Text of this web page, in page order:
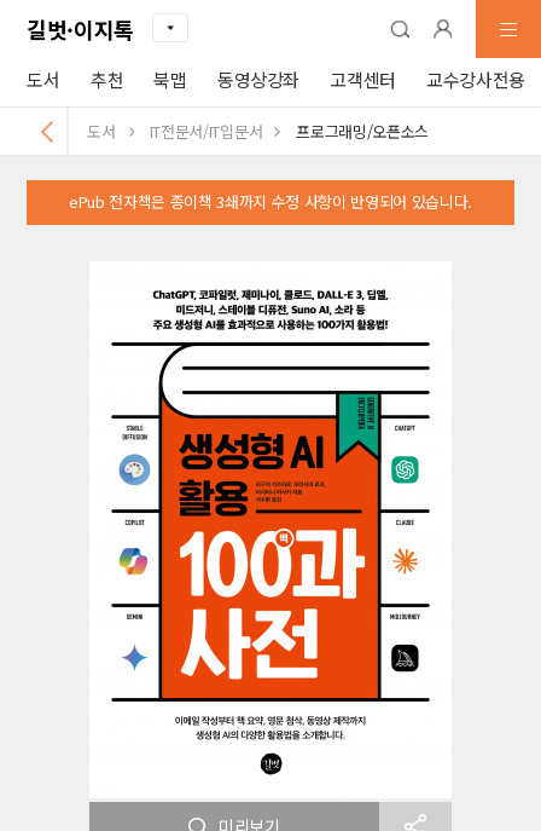
길벗·이지톡
도서 추천 북맵 동영상강좌 고객센터 교수강사전용
도서 IT전문서/IT입문서 프로그래밍/오픈소스
ePub 전자책은 종이책 3쇄까지 수정 사항이 반영되어 있습니다.
미리보기